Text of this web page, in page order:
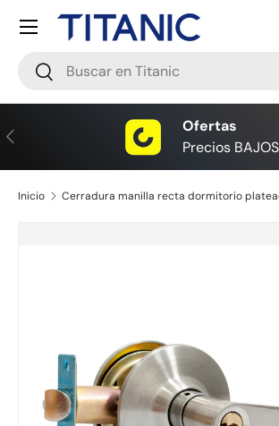
Ir al contenido
Buscar
Buscar
Menú
Anterior
Ofertas
Precios BAJOS
Inicio Cerradura manilla recta dormitorio